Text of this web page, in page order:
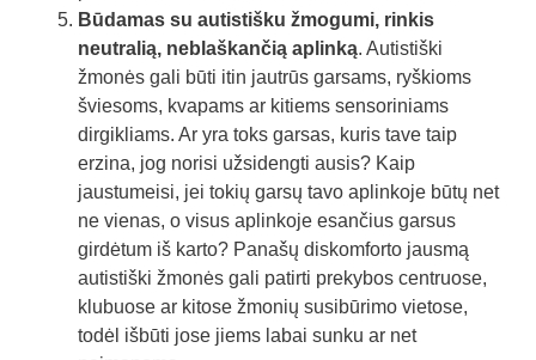
Būdamas su autistišku žmogumi, rinkis
neutralią, neblaškančią aplinką. Autistiški
žmonės gali būti itin jautrūs garsams, ryškioms
šviesoms, kvapams ar kitiems sensoriniams
dirgikliams. Ar yra toks garsas, kuris tave taip
erzina, jog norisi užsidengti ausis? Kaip
jaustumeisi, jei tokių garsų tavo aplinkoje būtų net
ne vienas, o visus aplinkoje esančius garsus
girdėtum iš karto? Panašų diskomforto jausmą
autistiški žmonės gali patirti prekybos centruose,
klubuose ar kitose žmonių susibūrimo vietose,
todėl išbūti jose jiems labai sunku ar net